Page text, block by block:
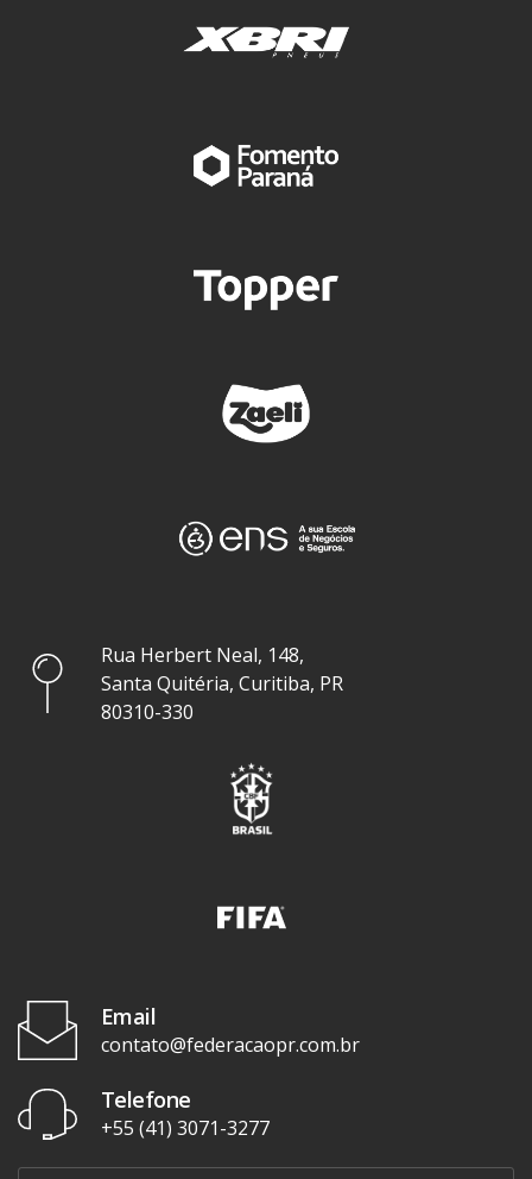
Rua Herbert Neal, 148,
Santa Quitéria, Curitiba, PR
80310-330
Email
contato@federacaopr.com.br
Telefone
+55 (41) 3071-3277